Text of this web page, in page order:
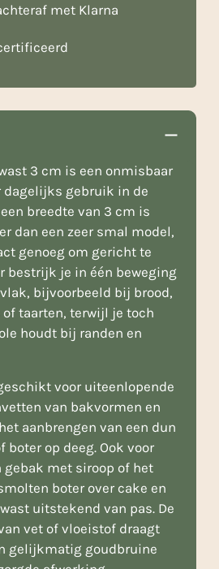
met Klarna
3 cm is een onmisbaar
gebruik in de
breedte van 3 cm is
dan een zeer smal model,
genoeg om gericht te
bestrijk je in één beweging
bijvoorbeeld bij brood,
taarten, terwijl je toch
houdt bij randen en
voor uiteenlopende
van bakvormen en
aanbrengen van een dun
boter op deeg. Ook voor
gebak met siroop of het
boter over cake en
uitstekend van pas. De
vet of vloeistof draagt
gelijkmatig goudbruine